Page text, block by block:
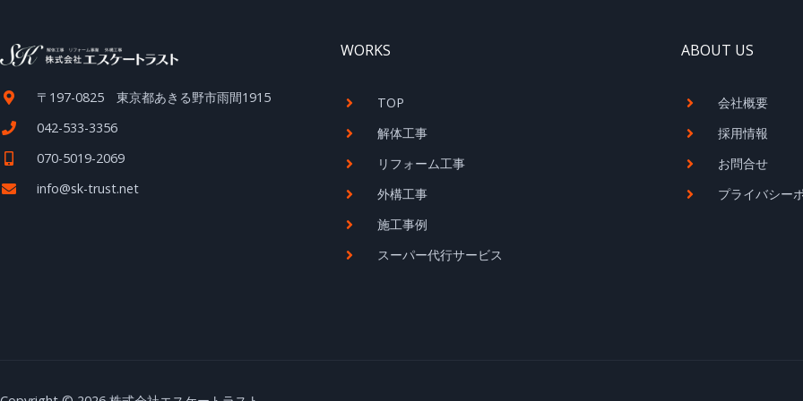
〒197-0825 東京都あきる野市雨間1915
042-533-3356
070-5019-2069
info@sk-trust.net
WORKS
TOP
解体工事
リフォーム工事
外構工事
施工事例
スーパー代行サービス
ABOUT US
会社概要
採用情報
お問合せ
プライバシー